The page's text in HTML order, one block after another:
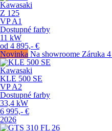
Kawasaki
Z 125
VPA1
Dostupné farby
11 kW
od 4 895,- €
Novinka Na showroome Záruka
Kawasaki
KLE 500 SE
VPA2
Dostupné farby
33,4 kW
6 995,- €
2026